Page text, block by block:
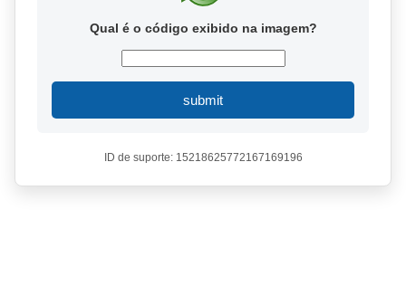
Qual é o código exibido na imagem?
submit
ID de suporte: 15218625772167169196